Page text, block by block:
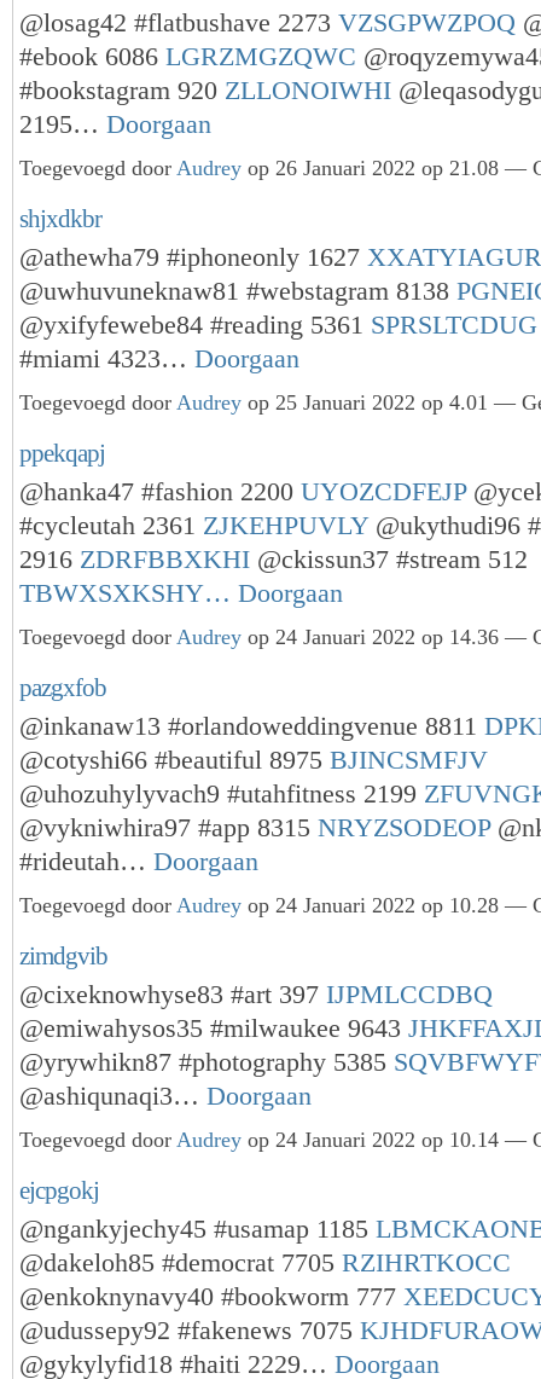
@losag42 #flatbushave 2273 VZSGPWZPOQ
#ebook 6086 LGRZMGZQWC
#bookstagram 920 ZLLONOIWHI
2195… Doorgaan
Toegevoegd door Audrey op 26 Januari 2022 op 21.08 —
shjxdkbr
@athewha79 #iphoneonly 1627 XXATYIAGUR
@uwhuvuneknaw81 #webstagram 8138
@yxifyfewebe84 #reading 5361 SPRSLTCDUG
#miami 4323… Doorgaan
Toegevoegd door Audrey op 25 Januari 2022 op 4.01 —
ppekqapj
@hanka47 #fashion 2200 UYOZCDFEJP
#cycleutah 2361 ZJKEHPUVLY@ukythudi96
2916 ZDRFBBXKHI @ckissun37 #stream 512
TBWXSXKSHY… Doorgaan
Toegevoegd door Audrey op 24 Januari 2022 op 14.36 —
pazgxfob
@inkanaw13 #orlandoweddingvenue 8811
@cotyshi66 #beautiful 8975 BJINCSMFJV
@uhozuhylyvach9 #utahfitness 2199
@vykniwhira97 #app 8315 NRYZSODEOP
#rideutah… Doorgaan
Toegevoegd door Audrey op 24 Januari 2022 op 10.28 —
zimdgvib
@cixeknowhyse83 #art 397 IJPMLCCDBQ
@emiwahysos35 #milwaukee 9643
@yrywhikn87 #photography 5385
@ashiqunaqi3… Doorgaan
Toegevoegd door Audrey op 24 Januari 2022 op 10.14 —
ejcpgokj
@ngankyjechy45 #usamap 1185
@dakeloh85 #democrat 7705 RZIHRTKOCC
@enkoknynavy40 #bookworm 777
@udussepy92 #fakenews 7075
@gykylyfid18 #haiti 2229… Doorgaan